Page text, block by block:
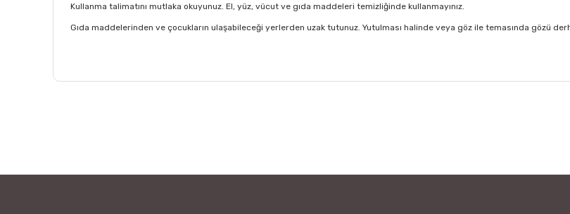
Kullanma talimatını mutlaka okuyunuz. El, yüz, vücut ve gıda maddeleri temizliğinde kullanmayınız.
Gıda maddelerinden ve çocukların ulaşabileceği yerlerden uzak tutunuz. Yutulması halinde veya göz ile temasında gözü